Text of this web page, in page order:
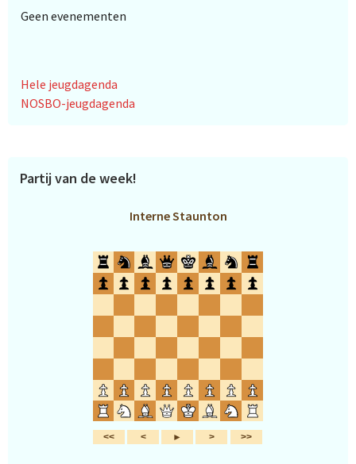
Geen evenementen
Hele jeugdagenda
NOSBO-jeugdagenda
Partij van de week!
Interne Staunton